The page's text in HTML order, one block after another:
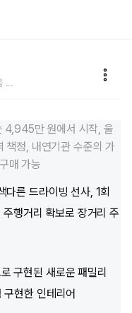
...
4,945만 원에서 시작, 울
책정, 내연기관 수준의 가
매 가능
다른 드라이빙 선사, 1회
행거리 확보로 장거리 주
구현된 새로운 패밀리
구현한 인테리어